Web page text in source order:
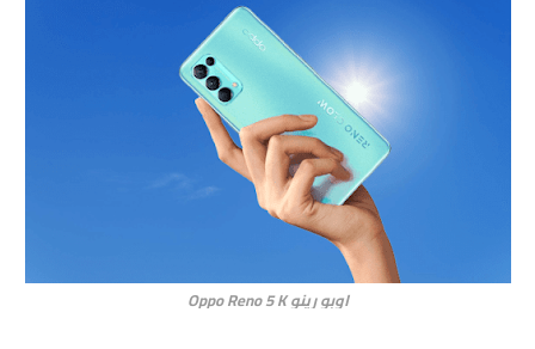
اوبو رينو Oppo Reno 5 K